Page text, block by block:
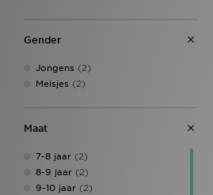
Gender
Jongens (2)
Meisjes (2)
Maat
7-8 jaar (2)
8-9 jaar (2)
9-10 jaar (2)